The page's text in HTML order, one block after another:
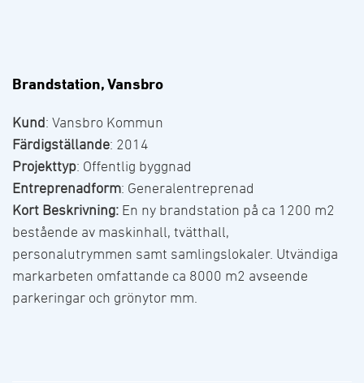
Brandstation, Vansbro
Kund: Vansbro Kommun
Färdigställande: 2014
Projekttyp: Offentlig byggnad
Entreprenadform: Generalentreprenad
Kort Beskrivning: En ny brandstation på ca 1200 m2
bestående av maskinhall, tvätthall,
personalutrymmen samt samlingslokaler. Utvändiga
markarbeten omfattande ca 8000 m2 avseende
parkeringar och grönytor mm.